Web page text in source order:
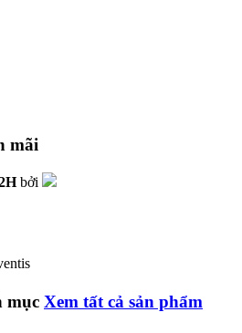
mãi
bởi
mục Xem tất cả sản phẩm